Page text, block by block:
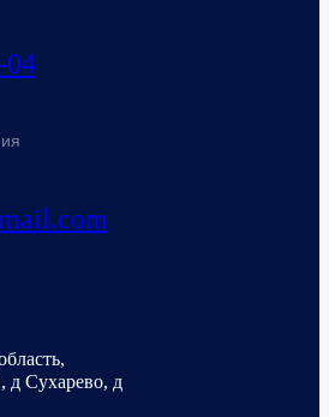
04
Сухарево, д